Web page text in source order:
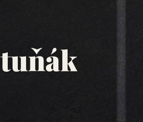
tuňák